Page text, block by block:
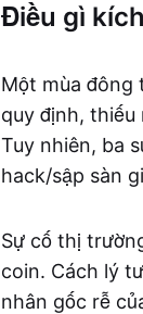
Điều gì
Một mùa đông
quy định,
Tuy nhiên, ba
hack/sập sàn
Sự cố thị
coin. Cách lý
nhân gốc rễ